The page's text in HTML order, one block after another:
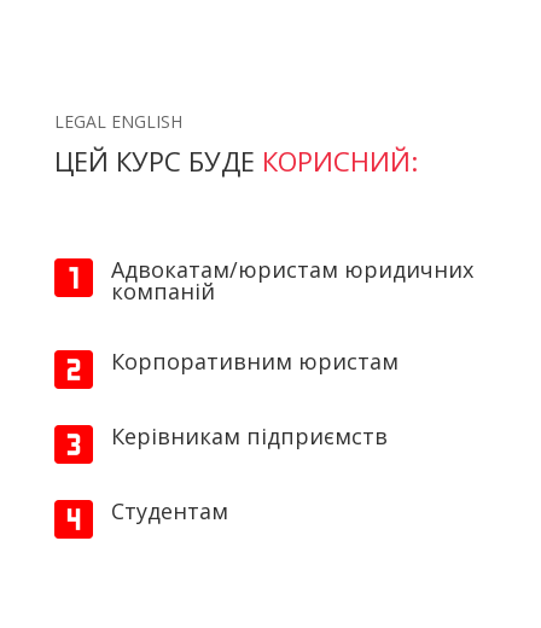
LEGAL ENGLISH
ЦЕЙ КУРС БУДЕ КОРИСНИЙ:
Адвокатам/юристам юридичних
компаній
Корпоративним юристам
Керівникам підприємств
Студентам